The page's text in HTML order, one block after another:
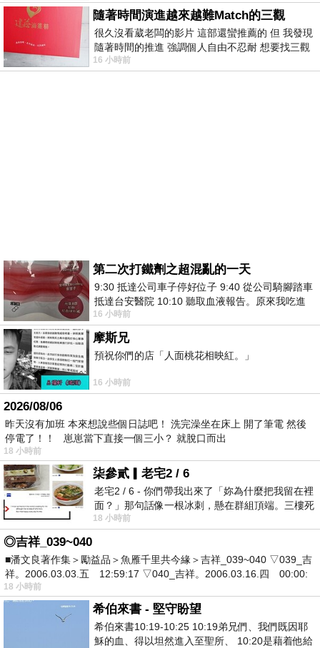
隨著時間演進越來越難Match的三觀
很久沒看葳老闆的影片 這部還蠻推薦的 但 我發現
隨著時間的推進 強調個人自由不忍耐 想要找三觀
接近的不要說對象 連朋友都超
16 小時前
第二次打鐵劑之超混亂的一天
9:30 抵達公司車子停好位子 9:40 從公司騎腳踏車
抵達台安醫院 10:10 聽取血液報告。原來我吃進
去的 B12 彌可保並非沒有吸收而是超
16 小時前
摩斯兄
預祝你們的店「人面桃花相映紅。」
16 小時前
2026/08/06
昨天沒有加班 本來想說些個日誌吧！ 洗完澡坐在床上 開了筆電 然後
停電了！！ 崽崽當下直接一個三小？ 就脫口而出
18 小時前
柒參貳▎老宅2 / 6
老宅2 / 6 - 你們帶我出來了「妳為什麼把我留在裡
面？」那句話像一根冰刺，懸在群組頂端。三樓死
死盯著照片裡的人。那個人確實站在
18 小時前
◎吉祥_039~040
■潘文良著作集＞勵益品＞魚雁千里共今緣＞吉祥_039~040 ▽039_吉
祥。2006.03.03.五 12:59:17 ▽040_吉祥。2006.03.16.四 00:00:
18 小時前
希伯來書 - 堅守盼望
希伯來書10:19-10:25 10:19弟兄們、我們既因耶
穌的血、得以坦然進入至聖所、 10:20是藉着他給